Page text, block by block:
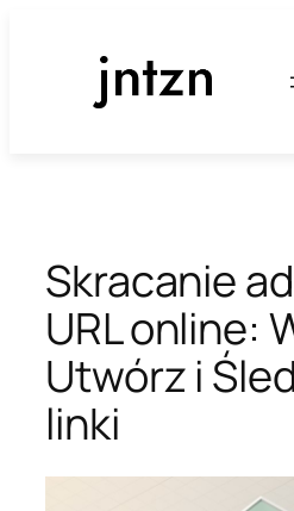
Skracanie
URL online:
Utwórz i
linki